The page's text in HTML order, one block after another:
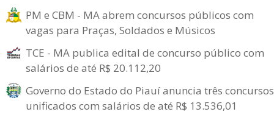
PM e CBM - MA abrem concursos públicos com
vagas para Praças, Soldados e Músicos
TCE - MA publica edital de concurso público com
salários de até R$ 20.112,20
Governo do Estado do Piauí anuncia três concursos
unificados com salários de até R$ 13.536,01